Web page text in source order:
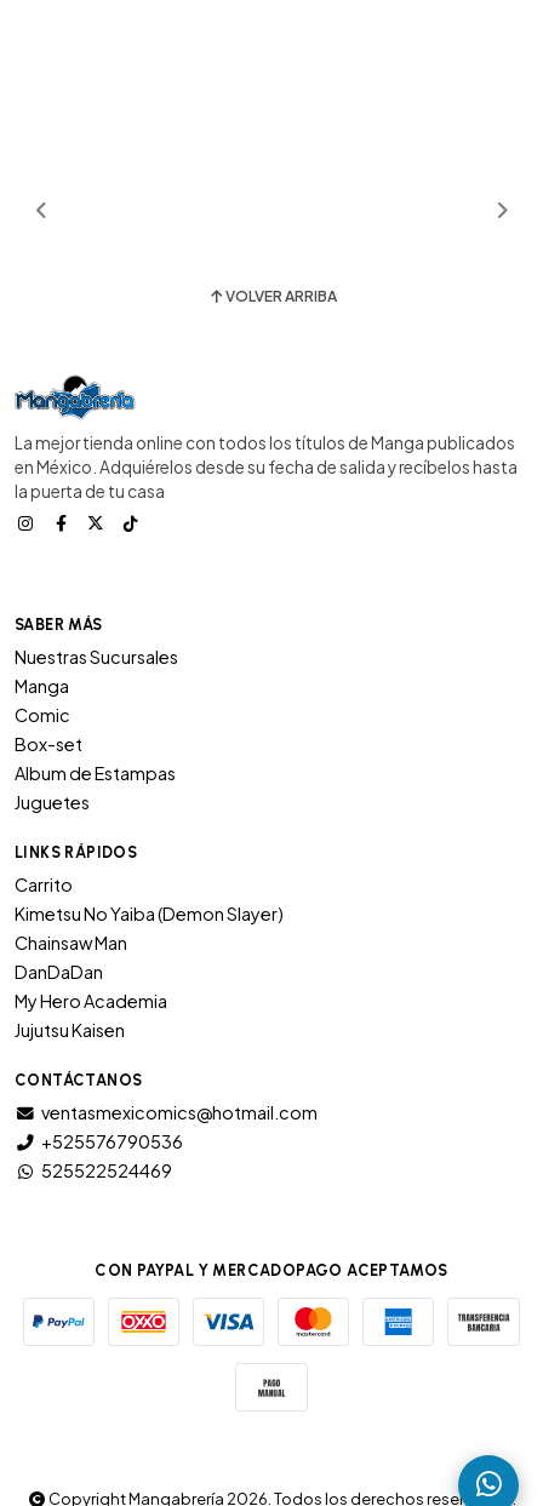
VOLVER ARRIBA
La mejor tienda online con todos los títulos de Manga publicados
en México. Adquiérelos desde su fecha de salida y recíbelos hasta
la puerta de tu casa
SABER MÁS
Nuestras Sucursales
Manga
Comic
Box-set
Album de Estampas
Juguetes
LINKS RÁPIDOS
Carrito
Kimetsu No Yaiba (Demon Slayer)
Chainsaw Man
DanDaDan
My Hero Academia
Jujutsu Kaisen
CONTÁCTANOS
ventasmexicomics@hotmail.com
+525576790536
525522524469
CON PAYPAL Y MERCADOPAGO ACEPTAMOS
Copyright Mangabrería 2026. Todos los derechos reservados.